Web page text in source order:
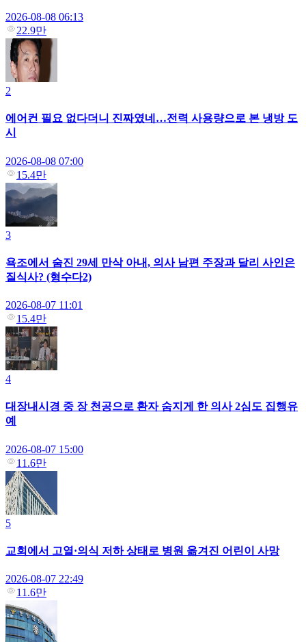
2026-08-08 06:13
22.9만
2
에어컨 필요 없다더니 진짜였네…전력 사용량으로 본 냉방 도
시
2026-08-08 07:00
15.4만
3
욕조에서 숨진 29세 만삭 아내, 의사 남편 주장과 달리 사인은
질식사? (형수다2)
2026-08-07 11:01
15.4만
4
대장내시경 중 장 천공으로 환자 숨지게 한 의사 2심도 집행유
예
2026-08-07 15:00
11.6만
5
교회에서 고열·의식 저하 상태로 병원 옮겨진 어린이 사망
2026-08-07 22:49
11.6만